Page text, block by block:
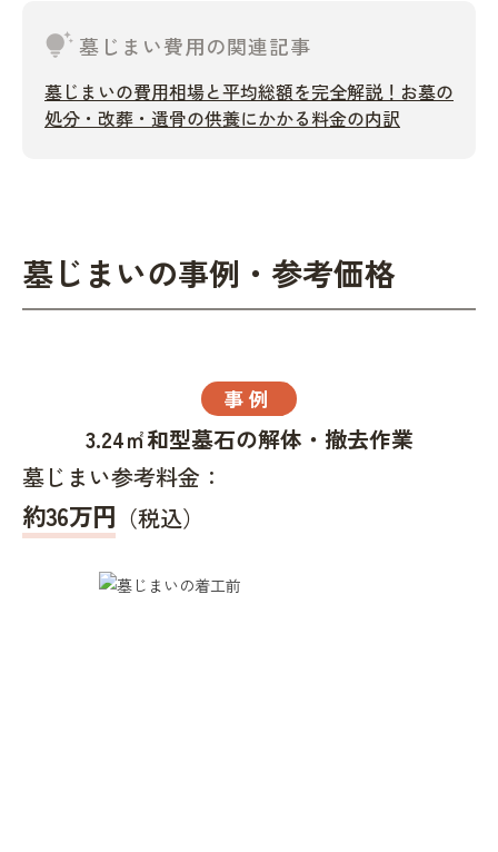
tips_and_updates墓じまい費用の関連記事
墓じまいの費用相場と平均総額を完全解説！お墓の
処分・改葬・遺骨の供養にかかる料金の内訳
墓じまいの事例・参考価格
事例
3.24㎡和型墓石の解体・撤去作業
墓じまい参考料金：
約36万円 （税込）